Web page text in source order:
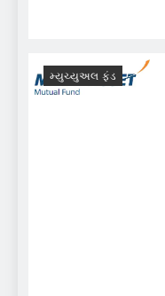
મ્યુચ્યુઅલ ફંડ